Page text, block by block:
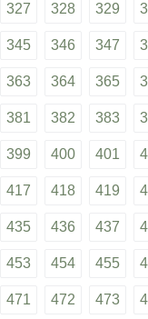
327 328 329
345 346 347
363 364 365
381 382 383
399 400 401
417 418 419
435 436 437
453 454 455
471 472 473